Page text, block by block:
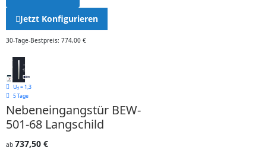
Jetzt Konfigurieren
30-Tage-Bestpreis: 774,00 €
Ud = 1,3
5 Tage
Nebeneingangstür BEW-
501-68 Langschild
ab 737,50 €